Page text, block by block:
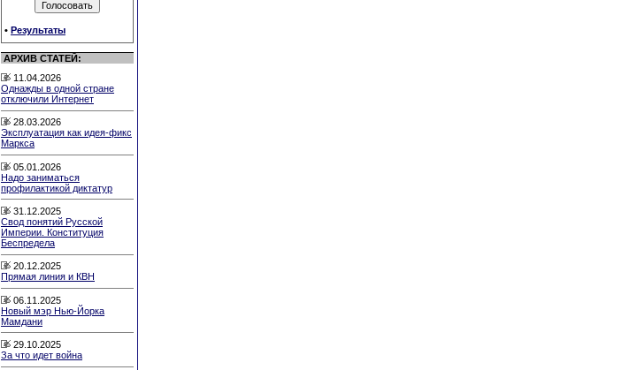
• Результаты
АРХИВ СТАТЕЙ:
11.04.2026
Однажды в одной стране
отключили Интернет
28.03.2026
Эксплуатация как идея-фикс
Маркса
05.01.2026
Надо заниматься
профилактикой диктатур
31.12.2025
Свод понятий Русской
Империи. Конституция
Беспредела
20.12.2025
Прямая линия и КВН
06.11.2025
Новый мэр Нью-Йорка
Мамдани
29.10.2025
За что идет война